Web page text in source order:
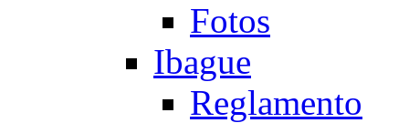
Fotos
Ibague
Reglamento